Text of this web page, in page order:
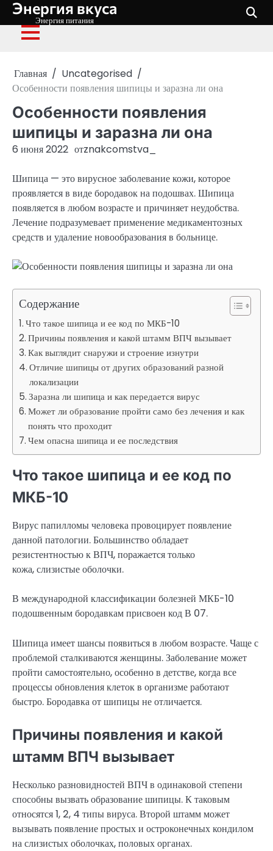
Перейти
содержимому
Энергия вкуса
Энергия питания
Главная
Uncategorised
Особенности появления шипицы и заразна ли она
Особенности появления
шипицы и заразна ли она
6 июня 2022 отznakcomstva_
Шипица — это вирусное заболевание кожи, которое
проявляется в виде бородавок на подошвах. Шипица
появляется в любом возрасте и причиняет неудобства.
Лечение подразумевает применение медикаментозных
средств и удаление новообразования в больнице.
Содержание
Что такое шипица и ее код по МКБ-10
Причины появления и какой штамм ВПЧ вызывает
Как выглядит снаружи и строение изнутри
Отличие шипицы от других образований разной
локализации
Заразна ли шипица и как передается вирус
Может ли образование пройти само без лечения и как
понять что проходит
Чем опасна шипица и ее последствия
Что такое шипица и ее код по
МКБ-10
Вирус папилломы человека провоцирует появление
данной патологии. Большинство обладает
резистентностью к ВПЧ, поражается только
кожа, слизистые оболочки.
В международной классификации болезней МКБ-10
подошвенным бородавкам присвоен код В 07.
Шипица имеет шансы появиться в любом возрасте. Чаще с
проблемой сталкиваются женщины. Заболевание может
пройти самостоятельно, особенно в детстве, когда все
процессы обновления клеток в организме работают
быстро. Бородавка от шипицы не отличается.
Причины появления и какой
штамм ВПЧ вызывает
Несколько разновидностей ВПЧ в одинаковой степени
способны вызвать образование шипицы. К таковым
относятся 1, 2, 4 типы вируса. Второй штамм может
вызывать появление простых и остроконечных кондилом
на слизистых оболочках, половых органах.